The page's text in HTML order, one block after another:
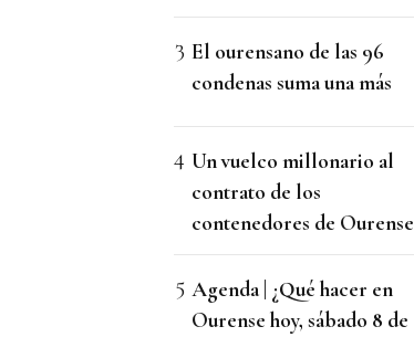
El ourensano de las 96
condenas suma una más
Un vuelco millonario al
contrato de los
contenedores de Ourense
Agenda | ¿Qué hacer en
Ourense hoy, sábado 8 de